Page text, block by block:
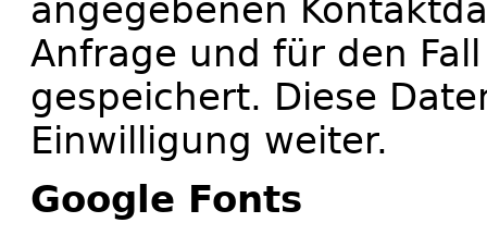
angegebenen
Anfrage und für den
gespeichert. Diese
Einwilligung weiter.
Google Fonts